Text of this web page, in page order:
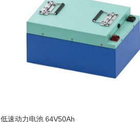
低速动力电池 64V50Ah